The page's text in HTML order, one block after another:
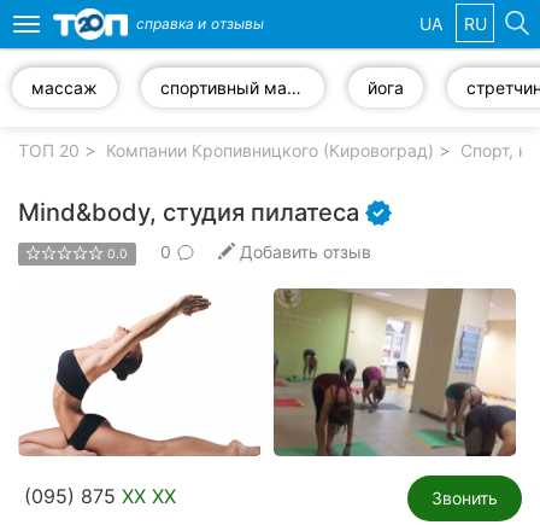
компании
Стоматологии
Частные
клиники
клиники
Toggle
navigation
справка и отзывы UA RU
массаж спортивный массаж йога
ТОП 20 Компании Кропивницкого (Кировоград) Спорт,
Mind&body, студия пилатеса
0.0 0 Добавить отзыв
(095) 875 XX XX Звонить